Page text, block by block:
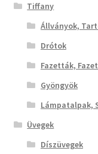
Tiffany
Állványok,
Drótok
Fazetták,
Gyöngyök
Lámpatalpak,
Üvegek
Díszüvegek